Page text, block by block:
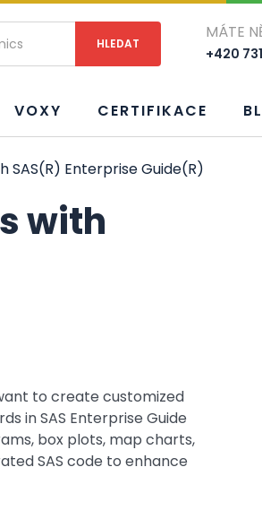
MÁTE
+420
VOXY CERTIFIKACE
Enterprise Guide(R)
with
to create customized
in SAS Enterprise Guide
box plots, map charts,
SAS code to enhance